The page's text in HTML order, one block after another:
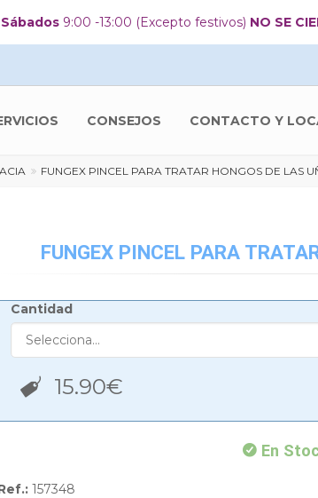
Sábados9:00 -13:00 (Excepto festivos) NO SE
CONSEJOS CONTACTO Y
FUNGEX PINCEL PARA TRATAR HONGOS DE LAS
FUNGEX PINCEL PARA
Cantidad
15.90€
En
157348